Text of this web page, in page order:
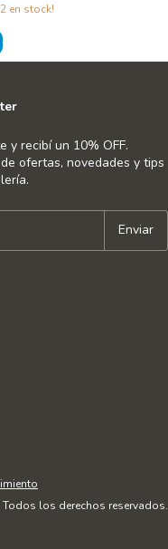
2 en stock!
y recibí un 10% OFF.
ofertas, novedades y tips
los derechos reservados.